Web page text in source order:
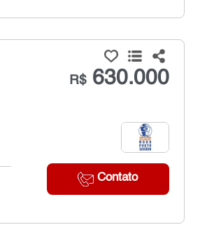
R$630.000
Contato